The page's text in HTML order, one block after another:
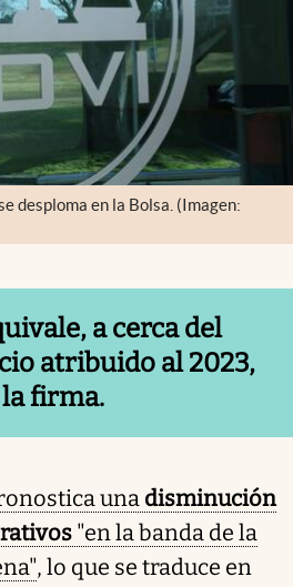
desploma en la Bolsa. (Imagen:
a cerca del
atribuido al 2023,
firma.
una disminución
"en la banda de la
, lo que se traduce en